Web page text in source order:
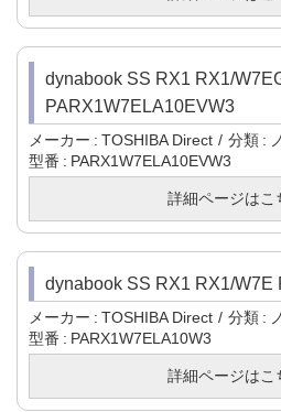
dynabook SS RX1 RX1/
PARX1W7ELA10EVW3
メーカー TOSHIBA Direct 分類
型番
PARX1W7ELA10EVW3
詳細ページはこ
dynabook SS RX1 RX1/W7E
メーカー TOSHIBA Direct 分類
型番
PARX1W7ELA10W3
詳細ページはこ